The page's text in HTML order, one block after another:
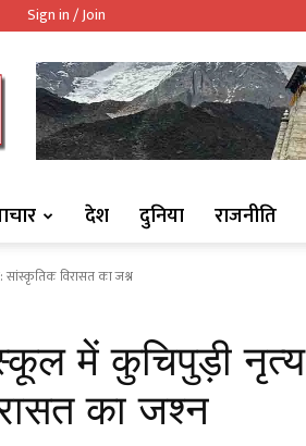
Sign in / Join
देश दुनिया राजनीति
सांस्कृतिक विरासत का जश्न
में कुचिपुड़ी नृत्य
का जश्न